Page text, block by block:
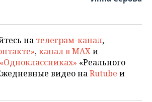
на телеграм-канал,
,канал в MAXи
«Реального
видео наRutube и